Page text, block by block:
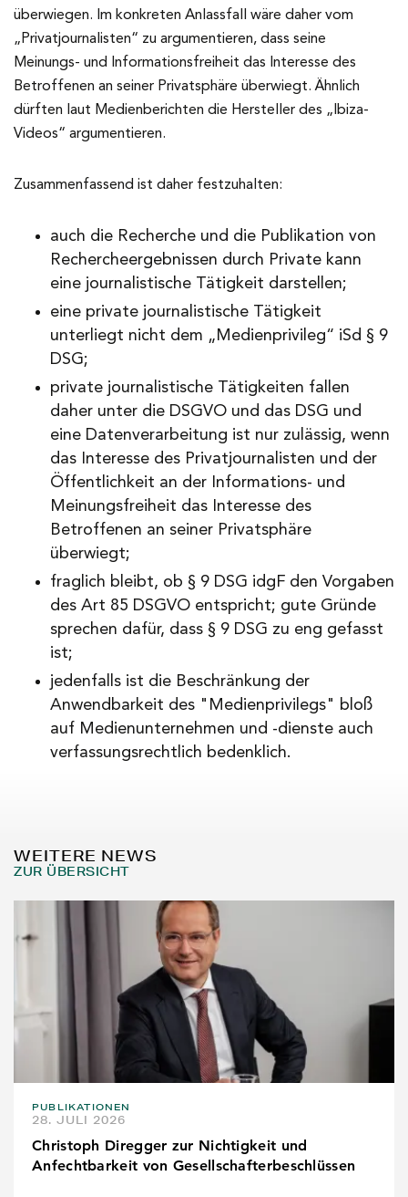
überwiegen. Im konkreten Anlassfall wäre daher vom
„Privatjournalisten“ zu argumentieren, dass seine
Meinungs- und Informationsfreiheit das Interesse des
Betroffenen an seiner Privatsphäre überwiegt. Ähnlich
dürften laut Medienberichten die Hersteller des „Ibiza-
Videos“ argumentieren.
Zusammenfassend ist daher festzuhalten:
auch die Recherche und die Publikation von
Rechercheergebnissen durch Private kann
eine journalistische Tätigkeit darstellen;
eine private journalistische Tätigkeit
unterliegt nicht dem „Medienprivileg“ iSd § 9
DSG;
private journalistische Tätigkeiten fallen
daher unter die DSGVO und das DSG und
eine Datenverarbeitung ist nur zulässig, wenn
das Interesse des Privatjournalisten und der
Öffentlichkeit an der Informations- und
Meinungsfreiheit das Interesse des
Betroffenen an seiner Privatsphäre
überwiegt;
fraglich bleibt, ob § 9 DSG idgF den Vorgaben
des Art 85 DSGVO entspricht; gute Gründe
sprechen dafür, dass § 9 DSG zu eng gefasst
ist;
jedenfalls ist die Beschränkung der
Anwendbarkeit des "Medienprivilegs" bloß
auf Medienunternehmen und -dienste auch
verfassungsrechtlich bedenklich.
WEITERE NEWS
ZUR ÜBERSICHT
PUBLIKATIONEN
28. JULI 2026
Christoph Diregger zur Nichtigkeit und
Anfechtbarkeit von Gesellschafterbeschlüssen